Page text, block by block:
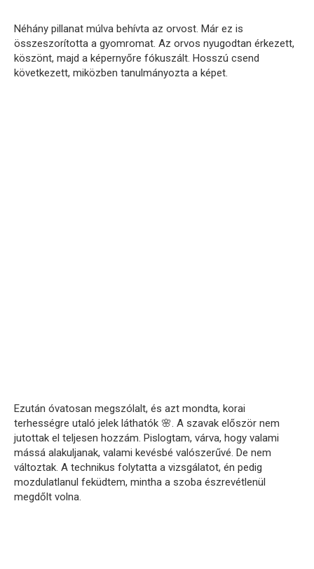
Néhány pillanat múlva behívta az orvost. Már ez is
összeszorította a gyomromat. Az orvos nyugodtan érkezett,
köszönt, majd a képernyőre fókuszált. Hosszú csend
következett, miközben tanulmányozta a képet.
Ezután óvatosan megszólalt, és azt mondta, korai
terhességre utaló jelek láthatók 🌸. A szavak először nem
jutottak el teljesen hozzám. Pislogtam, várva, hogy valami
mássá alakuljanak, valami kevésbé valószerűvé. De nem
változtak. A technikus folytatta a vizsgálatot, én pedig
mozdulatlanul feküdtem, mintha a szoba észrevétlenül
megdőlt volna.